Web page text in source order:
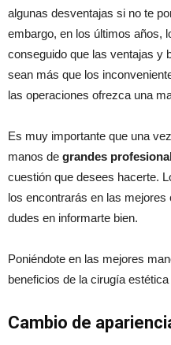
algunas desventajas si no te
embargo, en los últimos años,
conseguido que las ventajas y
sean más que los
las operaciones ofrezca una
Es muy importante que una
manos de grandes
cuestión que desees hacerte.
los encontrarás en las
dudes en informarte bien.
Poniéndote en las mejores
beneficios de la cirugía
Cambio de